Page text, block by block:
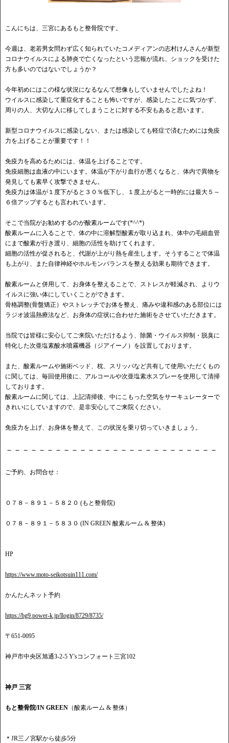
こんにちは、三宮にあるもと整骨院です。
今週は、老若男女問わず広く知られていたコメディアンの志村けんさんが新型
コロナウイルスによる肺炎で亡くなったという悲報が流れ、ショックを受けた
方も多いのではないでしょうか？
今年初めにはこの様な状況になるなんて想像もしていませんでしたよね！
ウイルスに感染して重症化することも怖いですが、感染したことに気づかず、
周りの人、大切な人に移してしまうことに対する不安もあると思います。
新型コロナウイルスに感染しない、または感染しても軽症で済むためには免疫
力を上げることが重要です！！
免疫力を高めるためには、体温を上げることです。
免疫細胞は血液の中にいます。体温が下がり血行が悪くなると、体内で異物を
発見しても素早く攻撃できません。
免疫力は体温が１度下がると３０％低下し、１度上がると一時的には最大５～
６倍アップするとも言われています。
そこで当院がお勧めするのが酸素ルームです(*^^*)
酸素ルームに入ることで、体の中に溶解型酸素が取り込まれ、体中の毛細血管
にまで酸素が行き渡り、細胞の活性を助けてくれます。
細胞の活性が促されると、代謝が上がり熱を産生します。そうすることで体温
も上がり、また自律神経やホルモンバランスを整える効果も期待できます。
酸素ルームと併用して、お身体を整えることで、ストレスが軽減され、よりウ
イルスに強い体にしていくことができます。
骨格調整(骨盤矯正）やストレッチでお体を整え、痛みや違和感のある部位には
ラジオ波温熱療法など、お身体の症状に合わせた施術をさせていただきます。
当院では皆様に安心してご来院いただけるよう、除菌・ウイルス抑制・脱臭に
特化した次亜塩素酸水噴霧機器（ジアイーノ）を設置しております。
また、酸素ルームや施術ベッド、枕、スリッパなど共有して使用いただくもの
に関しては、毎回使用後に、アルコールや次亜塩素水スプレーを使用して清掃
しております。
酸素ルームに関しては、上記清掃後、中にこもった空気をサーキュレーターで
きれいにしていますので、是非安心してご来院ください。
免疫力を上げ、お身体を整えて、この状況を乗り切っていきましょう。
－－－－－－－－－－－－－－－－－－－－－－－－－－
ご予約、お問合せ：
０７８－８９１－５８２０ (もと整骨院)
０７８－８９１－５８３０ (IN GREEN 酸素ルーム & 整体)
HP
https://www.moto-seikotsuin111.com/
かんたんネット予約
https://bg9.power-k.jp/llogin/8729/8735/
〒651-0095
神戸市中央区旭通3-2-5 Y'sコンフォート三宮102
神戸 三宮
もと整骨院/IN GREEN （酸素ルーム & 整体）
＊JR三ノ宮駅から徒歩5分